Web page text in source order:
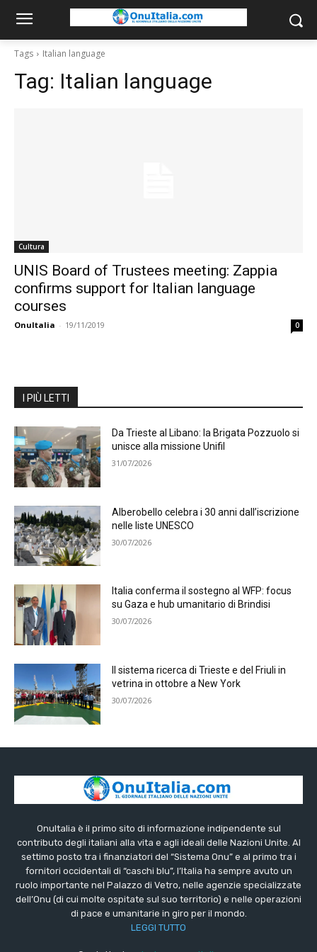
Tags Italian language
Tag: Italian language
Cultura
UNIS Board of Trustees meeting: Zappia
confirms support for Italian language
courses
OnuItalia - 19/11/2019 0
I PIÙ LETTI
Da Trieste al Libano: la Brigata Pozzuolo si
unisce alla missione Unifil
31/07/2026
Alberobello celebra i 30 anni dall’iscrizione
nelle liste UNESCO
30/07/2026
Italia conferma il sostegno al WFP: focus
su Gaza e hub umanitario di Brindisi
30/07/2026
Il sistema ricerca di Trieste e del Friuli in
vetrina in ottobre a New York
30/07/2026
OnuItalia è il primo sito di informazione indipendente sul
contributo degli italiani alla vita e agli ideali delle Nazioni Unite. Al
settimo posto tra i finanziatori del “Sistema Onu” e al primo tra i
fornitori occidentali di “caschi blu”, l’Italia ha sempre avuto un
ruolo importante nel Palazzo di Vetro, nelle agenzie specializzate
dell’Onu (di cui molte ospitate sul suo territorio) e nelle operazioni
di pace e umanitarie in giro per il mondo.
LEGGI TUTTO